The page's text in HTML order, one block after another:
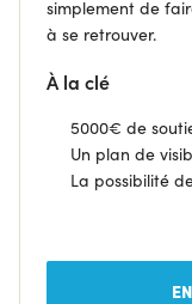
simplement de
à se retrouver.
À la clé
5000€ de
Un plan de
La possibilité